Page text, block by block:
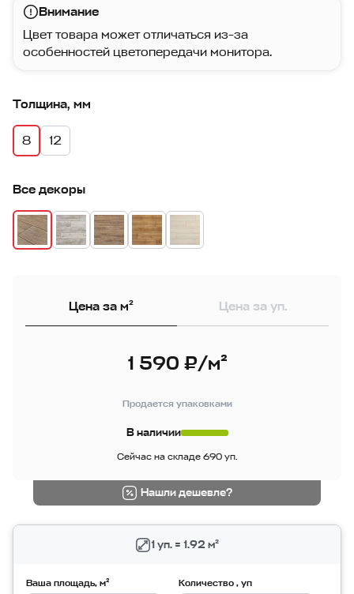
Внимание
Цвет товара может отличаться из-за
особенностей цветопередачи монитора.
Толщина, мм
8 12
Все декоры
Цена за м² Цена за уп.
1 590 ₽/м²
Продается упаковками
В наличии
Сейчас на складе 690 уп.
Нашли дешевле?
1 уп. = 1.92 м²
Ваша площадь, м² Количество , уп